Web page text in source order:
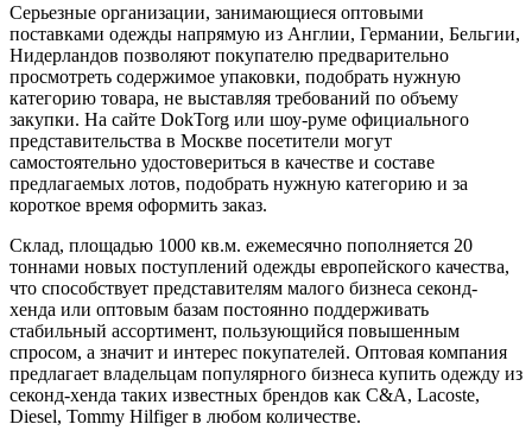
Серьезные организации, занимающиеся оптовыми
поставками одежды напрямую из Англии, Германии, Бельгии,
Нидерландов позволяют покупателю предварительно
просмотреть содержимое упаковки, подобрать нужную
категорию товара, не выставляя требований по объему
закупки. На сайте DokTorg или шоу-руме официального
представительства в Москве посетители могут
самостоятельно удостовериться в качестве и составе
предлагаемых лотов, подобрать нужную категорию и за
короткое время оформить заказ.
Склад, площадью 1000 кв.м. ежемесячно пополняется 20
тоннами новых поступлений одежды европейского качества,
что способствует представителям малого бизнеса секонд-
хенда или оптовым базам постоянно поддерживать
стабильный ассортимент, пользующийся повышенным
спросом, а значит и интерес покупателей. Оптовая компания
предлагает владельцам популярного бизнеса купить одежду из
секонд-хенда таких известных брендов как C&A, Lacoste,
Diesel, Tommy Hilfiger в любом количестве.